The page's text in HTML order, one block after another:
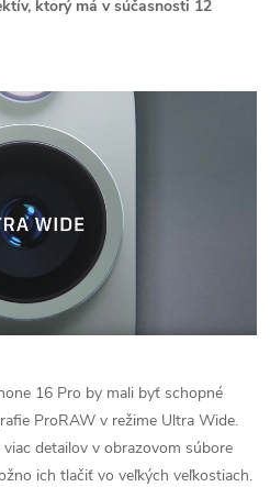
ktorý má v súčasnosti 12
16 Pro by mali byť schopné
ProRAW v režime Ultra Wide.
detailov v obrazovom súbore
ich tlačiť vo veľkých veľkostiach.